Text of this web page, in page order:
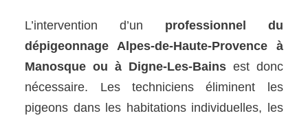
L’intervention d’un professionnel du
dépigeonnage Alpes-de-Haute-Provence à
Manosque ou à Digne-Les-Bainsest donc
nécessaire. Les techniciens éliminent les
pigeons dans les habitations individuelles, les